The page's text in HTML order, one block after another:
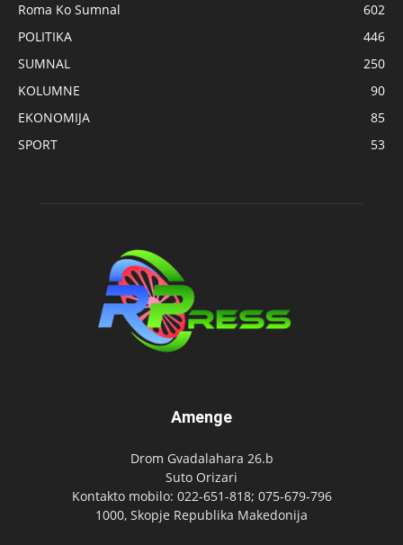
Roma Ko Sumnal
602
POLITIKA
446
SUMNAL
250
KOLUMNE
90
EKONOMIJA
85
SPORT
53
Amenge
Drom Gvadalahara 26.b
Suto Orizari
Kontakto mobilo: 022-651-818; 075-679-796
1000, Skopje Republika Makedonija